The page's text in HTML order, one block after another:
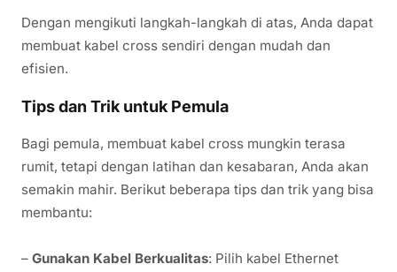
Dengan mengikuti langkah-langkah di atas, Anda dapat
membuat kabel cross sendiri dengan mudah dan
efisien.
Tips dan Trik untuk Pemula
Bagi pemula, membuat kabel cross mungkin terasa
rumit, tetapi dengan latihan dan kesabaran, Anda akan
semakin mahir. Berikut beberapa tips dan trik yang bisa
membantu:
– Gunakan Kabel Berkualitas: Pilih kabel Ethernet